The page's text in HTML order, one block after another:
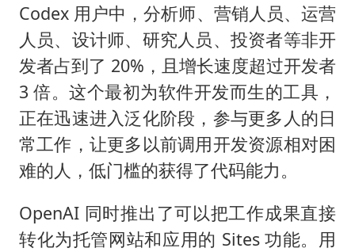
Codex 用户中，分析师、营销人员、运营
人员、设计师、研究人员、投资者等非开
发者占到了 20%，且增长速度超过开发者
3 倍。这个最初为软件开发而生的工具，
正在迅速进入泛化阶段，参与更多人的日
常工作，让更多以前调用开发资源相对困
难的人，低门槛的获得了代码能力。
OpenAI 同时推出了可以把工作成果直接
转化为托管网站和应用的 Sites 功能。用